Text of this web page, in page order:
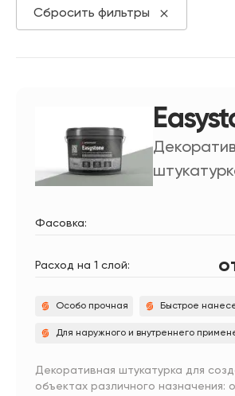
Сбросить фильтры
Фасовка:
Расход на 1 слой:
Особо прочная Быстрое
Для наружного и внутреннего
Декоративная штукатурка для
объектах различного назначения: